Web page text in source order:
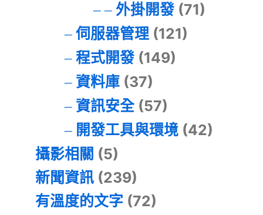
外掛開發(71)
伺服器管理(121)
程式開發(149)
資料庫(37)
資訊安全(57)
開發工具與環境(42)
攝影相關 (5)
新聞資訊 (239)
有溫度的文字 (72)